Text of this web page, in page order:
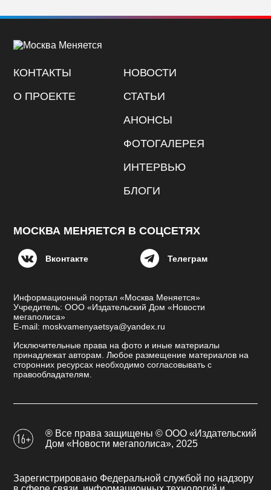
КОНТАКТЫ
О ПРОЕКТЕ
НОВОСТИ
СТАТЬИ
АНОНСЫ
ФОТОГАЛЕРЕЯ
ИНТЕРВЬЮ
БЛОГИ
МОСКВА МЕНЯЕТСЯ В СОЦСЕТЯХ
Вконтакте Телеграм
Информационный портал «Москва Меняется»
Учредитель: ООО «Издательский Дом «Новости
мегаполиса»
E-mail: moskvamenyaetsya@yandex.ru
Исключительные права на фото и иные материалы
принадлежат авторам. Любое размещение материалов на
сторонних ресурсах необходимо согласовывать с
правообладателям.
® Все права защищены © ООО «Издательский
Дом «Новости мегаполиса», 2025
Зарегистрировано Федеральной службой по надзору